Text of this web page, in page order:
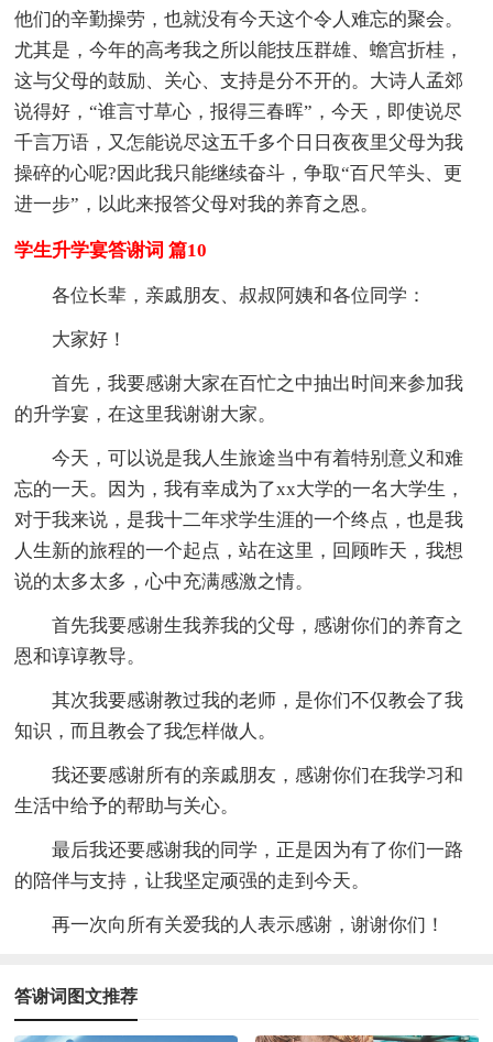
他们的辛勤操劳，也就没有今天这个令人难忘的聚会。
尤其是，今年的高考我之所以能技压群雄、蟾宫折桂，
这与父母的鼓励、关心、支持是分不开的。大诗人孟郊
说得好，“谁言寸草心，报得三春晖”，今天，即使说尽
千言万语，又怎能说尽这五千多个日日夜夜里父母为我
操碎的心呢?因此我只能继续奋斗，争取“百尺竿头、更
进一步”，以此来报答父母对我的养育之恩。
学生升学宴答谢词 篇10
各位长辈，亲戚朋友、叔叔阿姨和各位同学：
大家好！
首先，我要感谢大家在百忙之中抽出时间来参加我
的升学宴，在这里我谢谢大家。
今天，可以说是我人生旅途当中有着特别意义和难
忘的一天。因为，我有幸成为了xx大学的一名大学生，
对于我来说，是我十二年求学生涯的一个终点，也是我
人生新的旅程的一个起点，站在这里，回顾昨天，我想
说的太多太多，心中充满感激之情。
首先我要感谢生我养我的父母，感谢你们的养育之
恩和谆谆教导。
其次我要感谢教过我的老师，是你们不仅教会了我
知识，而且教会了我怎样做人。
我还要感谢所有的亲戚朋友，感谢你们在我学习和
生活中给予的帮助与关心。
最后我还要感谢我的同学，正是因为有了你们一路
的陪伴与支持，让我坚定顽强的走到今天。
再一次向所有关爱我的人表示感谢，谢谢你们！
答谢词图文推荐